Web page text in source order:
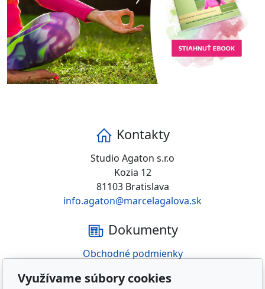
Kontakty
Studio Agaton s.r.o
Kozia 12
81103 Bratislava
info.agaton@marcelagalova.sk
Dokumenty
Obchodné podmienky
Záruka a reklamácia
Využívame súbory cookies